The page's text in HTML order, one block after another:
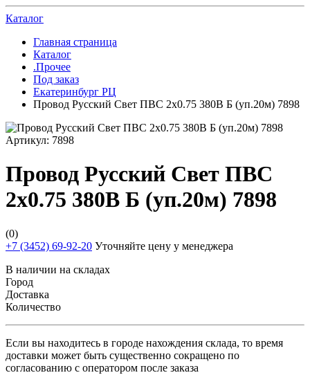
Каталог
Главная страница
Каталог
.Прочее
Под заказ
Екатеринбург РЦ
Провод Русский Свет ПВС 2х0.75 380В Б (уп.20м) 7898
Артикул: 7898
Провод Русский Свет ПВС
2х0.75 380В Б (уп.20м) 7898
(0)
+7 (3452) 69-92-20 Уточняйте цену у менеджера
В наличии на складах
Город
Доставка
Количество
Если вы находитесь в городе нахождения склада, то время
доставки может быть существенно сокращено по
согласованию с оператором после заказа